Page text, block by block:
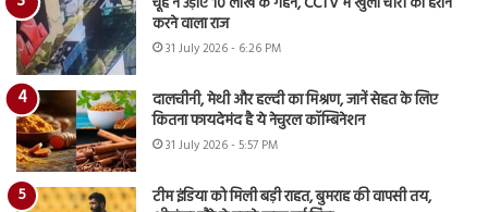
करने वाला राज
31 July 2026 - 6:26 PM
दालचीनी, मेथी और हल्दी का मिश्रण, जानें सेहत के लिए
कितना फायदेमंद है ये नेचुरल कॉम्बिनेशन
31 July 2026 - 5:57 PM
टीम इंडिया को मिली बड़ी राहत, बुमराह की वापसी तय,